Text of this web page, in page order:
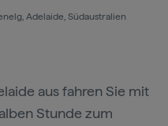
Adelaide, Südaustralien
aus fahren Sie mit
Stunde zum